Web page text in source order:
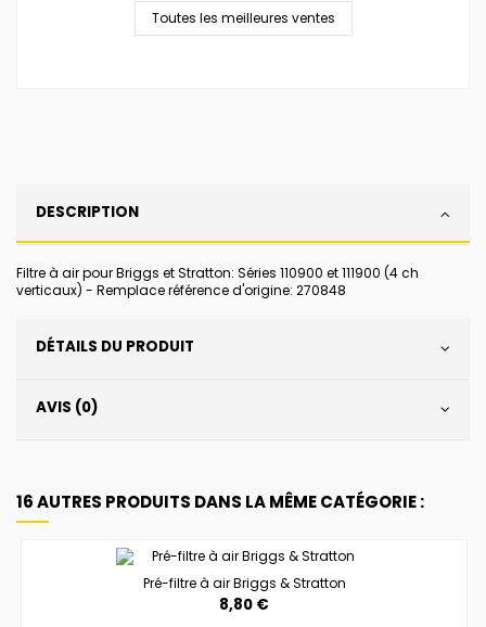
Toutes les meilleures ventes
DESCRIPTION
Filtre à air pour Briggs et Stratton: Séries 110900 et 111900 (4 ch
verticaux) - Remplace référence d'origine: 270848
DÉTAILS DU PRODUIT
AVIS (0)
16 AUTRES PRODUITS DANS LA MÊME CATÉGORIE :
Pré-filtre à air Briggs & Stratton
8,80 €